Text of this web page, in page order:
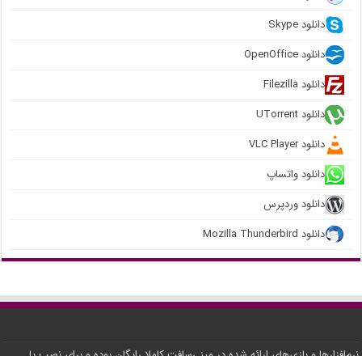
دانلود Skype
دانلود OpenOffice
دانلود Filezilla
دانلود UTorrent
دانلود VLC Player
دانلود واتساپ
دانلود وردپرس
دانلود Mozilla Thunderbird